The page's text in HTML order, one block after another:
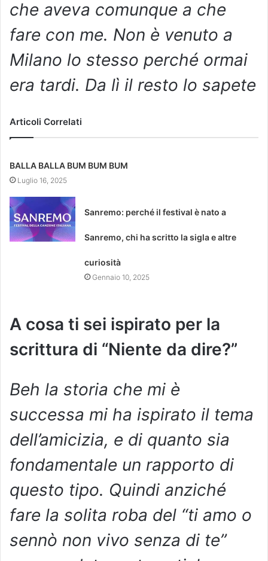
che aveva comunque a che
fare con me. Non è venuto a
Milano lo stesso perché ormai
era tardi. Da lì il resto lo sapete
Articoli Correlati
BALLA BALLA BUM BUM BUM
Luglio 16, 2025
Sanremo: perché il festival è nato a
Sanremo, chi ha scritto la sigla e altre
curiosità
Gennaio 10, 2025
A cosa ti sei ispirato per la
scrittura di “Niente da dire?”
Beh la storia che mi è
successa mi ha ispirato il tema
dell’amicizia, e di quanto sia
fondamentale un rapporto di
questo tipo. Quindi anziché
fare la solita roba del “ti amo o
sennò non vivo senza di te”